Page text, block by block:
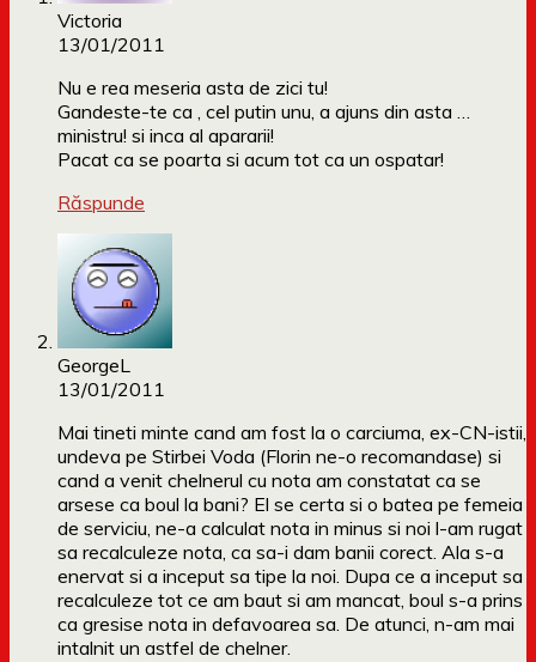
Victoria
13/01/2011
Nu e rea meseria asta de zici tu!
Gandeste-te ca , cel putin unu, a ajuns din asta …
ministru! si inca al apararii!
Pacat ca se poarta si acum tot ca un ospatar!
Răspunde
GeorgeL
13/01/2011
Mai tineti minte cand am fost la o carciuma, ex-CN-istii,
undeva pe Stirbei Voda (Florin ne-o recomandase) si
cand a venit chelnerul cu nota am constatat ca se
arsese ca boul la bani? El se certa si o batea pe femeia
de serviciu, ne-a calculat nota in minus si noi l-am rugat
sa recalculeze nota, ca sa-i dam banii corect. Ala s-a
enervat si a inceput sa tipe la noi. Dupa ce a inceput sa
recalculeze tot ce am baut si am mancat, boul s-a prins
ca gresise nota in defavoarea sa. De atunci, n-am mai
intalnit un astfel de chelner.